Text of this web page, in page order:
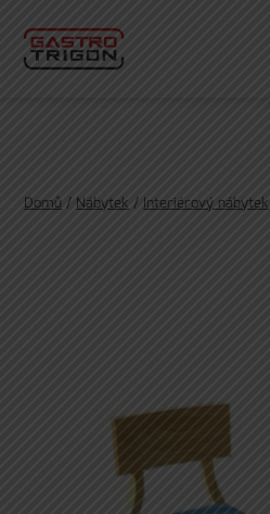
obsahu
Domů/Nábytek/Interiérový nábytek